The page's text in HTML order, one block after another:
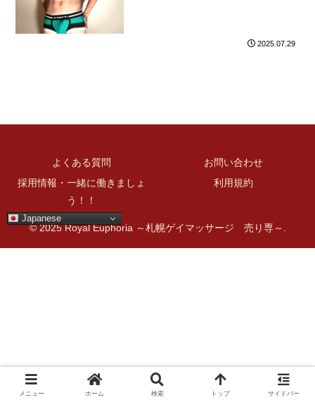
2025.07.29
よくある質問
お問い合わせ
採用情報・一緒に働きましょ
う！！
利用規約
Japanese
© 2025 Royal Euphoria ～札幌ゲイマッサージ 売り専～.
メニュー ホーム 検索 トップ サイドバー